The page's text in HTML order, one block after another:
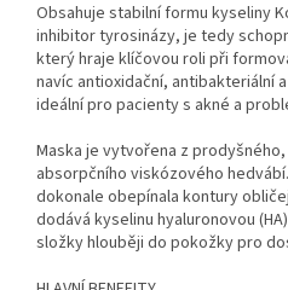
Obsahuje stabilní formu kyseliny
inhibitor tyrosinázy, je tedy
který hraje klíčovou roli při
navíc antioxidační, antibakteriální
ideální pro pacienty s akné a
Maska je vytvořena z
absorpčního viskózového
dokonale obepínala kontury
dodává kyselinu hyaluronovou
složky hlouběji do pokožky pro